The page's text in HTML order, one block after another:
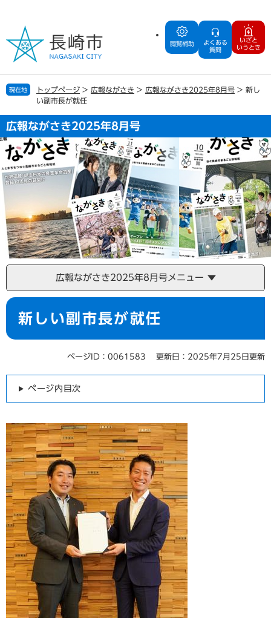
の
で
す
ー
ば
し
本
文
閲覧補助
よくある
質問
いざと
いうとき
現在地 トップページ > 広報ながさき > 広報ながさき2025年8月号 > 新し
い副市長が就任
広報ながさき2025年8月号
広報ながさき2025年8月号メニュー
本
新しい副市長が就任
ページID：0061583 更新日：2025年7月25日更新
ページ内目次